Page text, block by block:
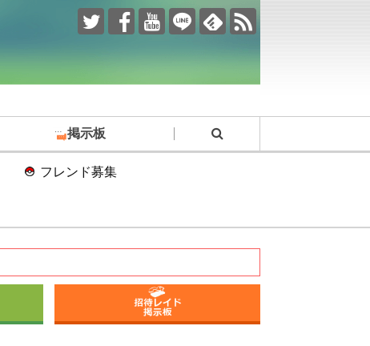
掲示板
フレンド募集